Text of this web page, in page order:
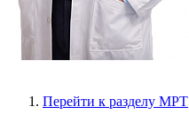
Перейти к разделу МРТ